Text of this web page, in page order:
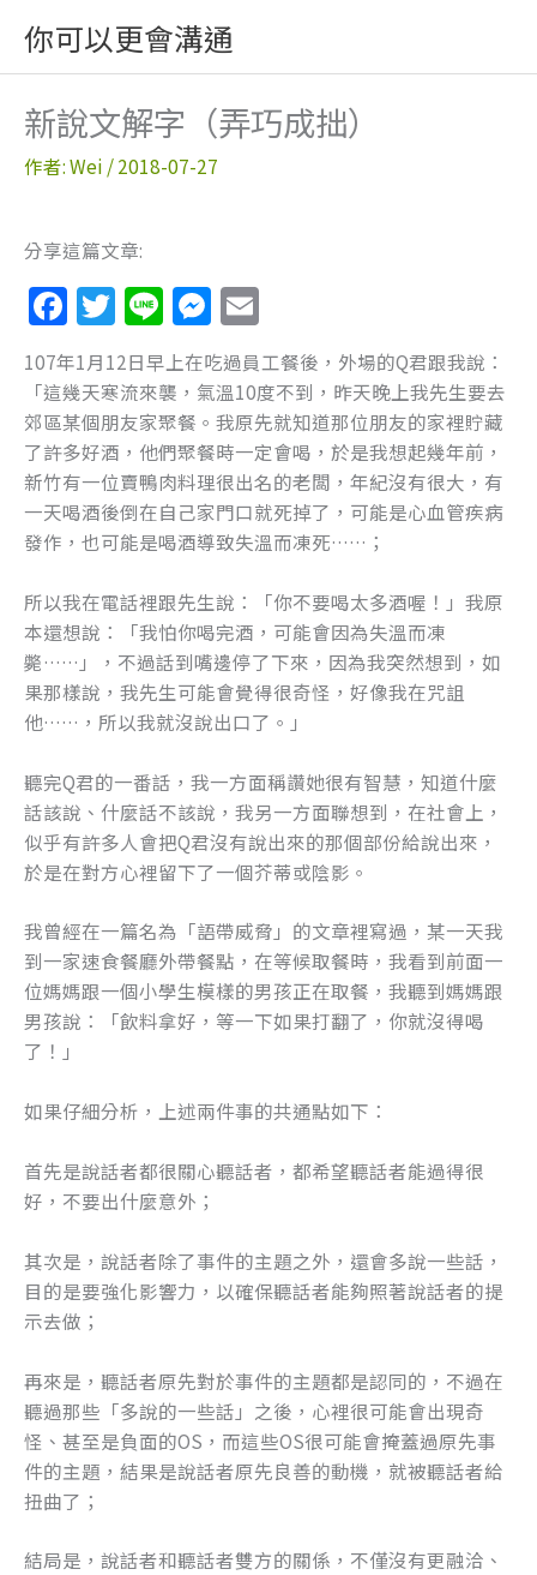
主
你可以更會溝通
新說文解字（弄巧成拙）
作者:Wei /2018-07-27
分享這篇文章:
F
a
c
e
b
o
o
T
w
itt
er
Li
n
e
M
e
ss
e
n
g
er
m
ai
l
107年1月12日早上在吃過員工餐後，外場的Q君跟我說：
「這幾天寒流來襲，氣溫10度不到，昨天晚上我先生要去
郊區某個朋友家聚餐。我原先就知道那位朋友的家裡貯藏
了許多好酒，他們聚餐時一定會喝，於是我想起幾年前，
新竹有一位賣鴨肉料理很出名的老闆，年紀沒有很大，有
一天喝酒後倒在自己家門口就死掉了，可能是心血管疾病
發作，也可能是喝酒導致失溫而凍死……；
所以我在電話裡跟先生說：「你不要喝太多酒喔！」我原
本還想說：「我怕你喝完酒，可能會因為失溫而凍
斃……」，不過話到嘴邊停了下來，因為我突然想到，如
果那樣說，我先生可能會覺得很奇怪，好像我在咒詛
他……，所以我就沒說出口了。」
聽完Q君的一番話，我一方面稱讚她很有智慧，知道什麼
話該說、什麼話不該說，我另一方面聯想到，在社會上，
似乎有許多人會把Q君沒有說出來的那個部份給說出來，
於是在對方心裡留下了一個芥蒂或陰影。
我曾經在一篇名為「語帶威脅」的文章裡寫過，某一天我
到一家速食餐廳外帶餐點，在等候取餐時，我看到前面一
位媽媽跟一個小學生模樣的男孩正在取餐，我聽到媽媽跟
男孩說：「飲料拿好，等一下如果打翻了，你就沒得喝
了！」
如果仔細分析，上述兩件事的共通點如下：
首先是說話者都很關心聽話者，都希望聽話者能過得很
好，不要出什麼意外；
其次是，說話者除了事件的主題之外，還會多說一些話，
目的是要強化影響力，以確保聽話者能夠照著說話者的提
示去做；
再來是，聽話者原先對於事件的主題都是認同的，不過在
聽過那些「多說的一些話」之後，心裡很可能會出現奇
怪、甚至是負面的OS，而這些OS很可能會掩蓋過原先事
件的主題，結果是說話者原先良善的動機，就被聽話者給
扭曲了；
結局是，說話者和聽話者雙方的關係，不僅沒有更融洽、